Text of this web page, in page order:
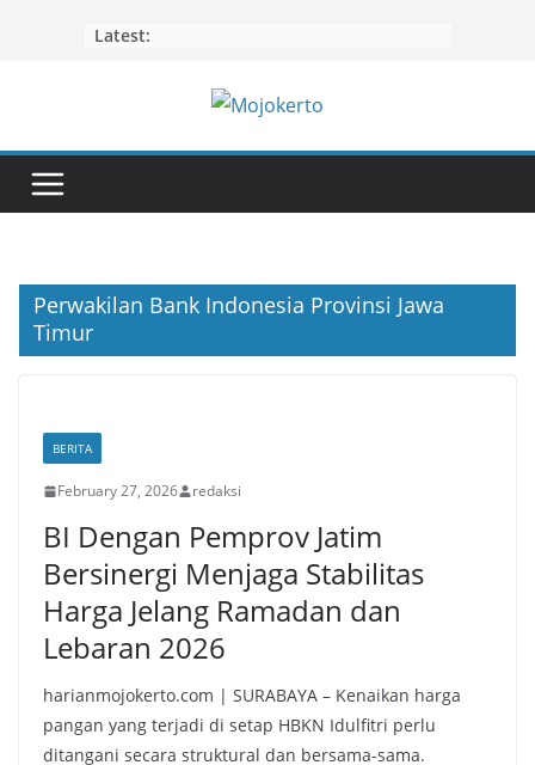
Latest:
Perwakilan Bank Indonesia Provinsi Jawa
Timur
BERITA
February 27, 2026 redaksi
BI Dengan Pemprov Jatim
Bersinergi Menjaga Stabilitas
Harga Jelang Ramadan dan
Lebaran 2026
harianmojokerto.com | SURABAYA – Kenaikan harga
pangan yang terjadi di setap HBKN Idulfitri perlu
ditangani secara struktural dan bersama-sama.